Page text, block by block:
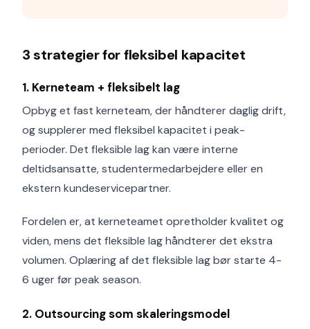
3 strategier for fleksibel kapacitet
1. Kerneteam + fleksibelt lag
Opbyg et fast kerneteam, der håndterer daglig drift,
og supplerer med fleksibel kapacitet i peak-
perioder. Det fleksible lag kan være interne
deltidsansatte, studentermedarbejdere eller en
ekstern kundeservice­partner.
Fordelen er, at kerneteamet opretholder kvalitet og
viden, mens det fleksible lag håndterer det ekstra
volumen. Oplæring af det fleksible lag bør starte 4-
6 uger før peak season.
2. Outsourcing som skaleringsmodel